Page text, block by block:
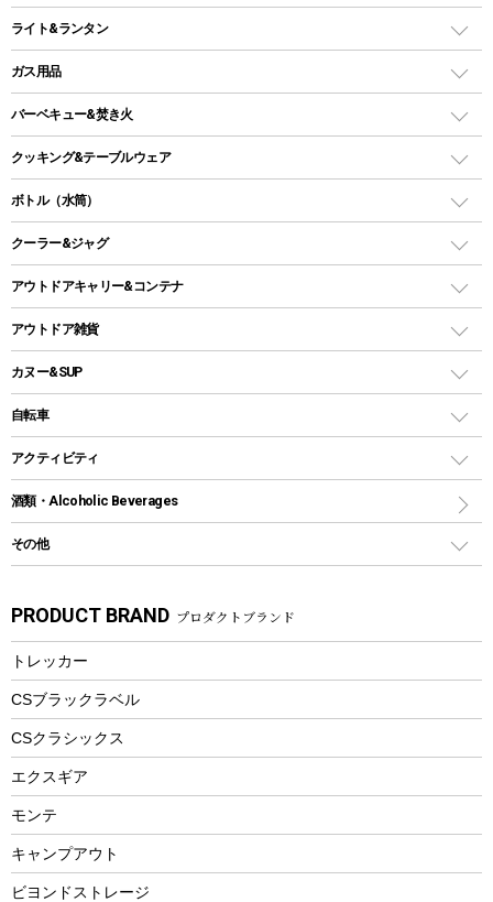
ロッジ型・オリジナルテント
タープ
スクエアタープ（レクタタープ）
メッシュタープ
自立式タープ
パラソル
テントアクセサリー
ペグ
グランドシート
ガイドロープ
ツール
インフレータブルマット
レジャーシート
ライト&ランタン
LEDランタン
ガスランタン
オイルランタン
LEDライト
ヘッドライト
キャンドル
ガス用品
ガスバーナー
ガス缶
ガストーチ、ライター
バーベキュー&焚き火
バーベキューコンロ、グリル
焚き火台タイプ（ロースタイル）グリル
卓上タイプグリル
パーティータイプグリル
鉄板、アミ
焚き火台&ストーブ
火起こし
バーベキューツール
クッキング&テーブルウェア
ダッチオーブン
ホットサンドメーカー
クッカーセット
シェラカップ
クッキングツール
ナイフ
カトラリー
マグカップ、カップ
ステンレスボトル
フードボトル
トレー
ランチョンマット
ランチボックス
ボトル（水筒）
ステンレスボトル
コップ付きタイプ
ワンタッチタイプ
プラスチックボトル
ディズニーボトル
クーラー&ジャグ
クーラーボックス
クーラーバッグ
ウォータージャグ
保冷剤
アウトドアキャリー&コンテナ
アウトドアキャリー
アウトドア雑貨
バックパック&バッグ
リュック、バックパック
トートバッグ、サコッシュ
ショッピングキャリー
その他アウトドア雑貨
スプレー関係
ツール、他
カヌー&SUP
インフレータブル
カヤック
パドル
ヘルメット
エアーポンプ
アクセサリー
自転車
折りたたみ自転車
スポーツサイクル
シティサイクル
自転車ウェア
アクティビティ
マリン
ラッシュガード
パラソル
フローティングベスト
ヘルメット
エアーポンプ
ビーチテント
ウィンター
スノーシュー
防寒ウェア
酒類・Alcoholic Beverages
その他
湯たんぽ
防災用品
PRODUCT BRAND プロダクトブランド
トレッカー
CSブラックラベル
CSクラシックス
エクスギア
モンテ
キャンプアウト
ビヨンドストレージ